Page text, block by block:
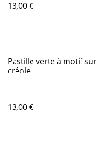
13,00 €
Pastille verte à motif sur
créole
13,00 €